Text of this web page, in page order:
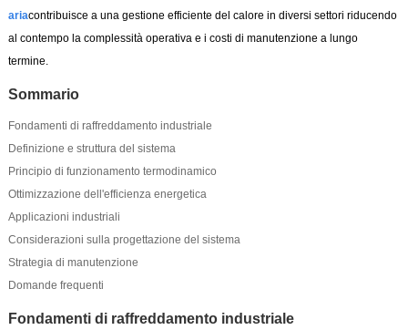
ariacontribuisce a una gestione efficiente del calore in diversi settori riducendo
al contempo la complessità operativa e i costi di manutenzione a lungo
termine.
Sommario
Fondamenti di raffreddamento industriale
Definizione e struttura del sistema
Principio di funzionamento termodinamico
Ottimizzazione dell'efficienza energetica
Applicazioni industriali
Considerazioni sulla progettazione del sistema
Strategia di manutenzione
Domande frequenti
Fondamenti di raffreddamento industriale